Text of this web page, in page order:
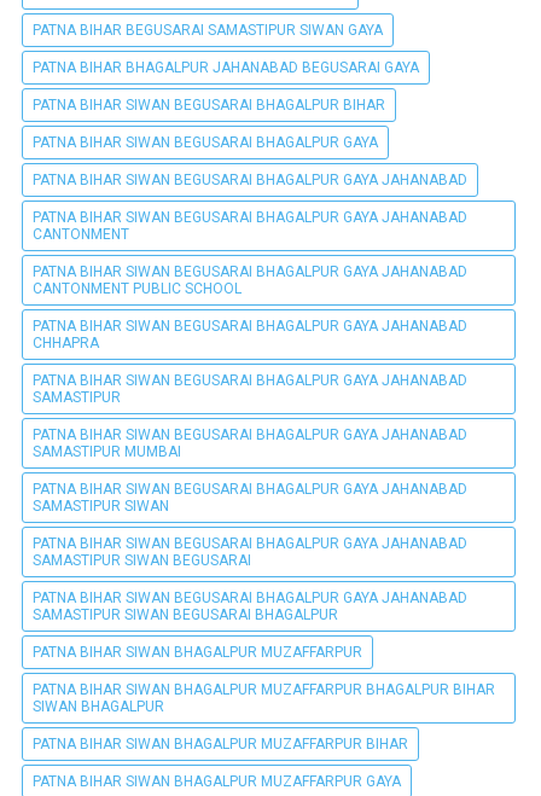
PATNA BIHAR BEGUSARAI SAMASTIPUR SIWAN GAYA
PATNA BIHAR BHAGALPUR JAHANABAD BEGUSARAI GAYA
PATNA BIHAR SIWAN BEGUSARAI BHAGALPUR BIHAR
PATNA BIHAR SIWAN BEGUSARAI BHAGALPUR GAYA
PATNA BIHAR SIWAN BEGUSARAI BHAGALPUR GAYA JAHANABAD
PATNA BIHAR SIWAN BEGUSARAI BHAGALPUR GAYA JAHANABAD
CANTONMENT
PATNA BIHAR SIWAN BEGUSARAI BHAGALPUR GAYA JAHANABAD
CANTONMENT PUBLIC SCHOOL
PATNA BIHAR SIWAN BEGUSARAI BHAGALPUR GAYA JAHANABAD
CHHAPRA
PATNA BIHAR SIWAN BEGUSARAI BHAGALPUR GAYA JAHANABAD
SAMASTIPUR
PATNA BIHAR SIWAN BEGUSARAI BHAGALPUR GAYA JAHANABAD
SAMASTIPUR MUMBAI
PATNA BIHAR SIWAN BEGUSARAI BHAGALPUR GAYA JAHANABAD
SAMASTIPUR SIWAN
PATNA BIHAR SIWAN BEGUSARAI BHAGALPUR GAYA JAHANABAD
SAMASTIPUR SIWAN BEGUSARAI
PATNA BIHAR SIWAN BEGUSARAI BHAGALPUR GAYA JAHANABAD
SAMASTIPUR SIWAN BEGUSARAI BHAGALPUR
PATNA BIHAR SIWAN BHAGALPUR MUZAFFARPUR
PATNA BIHAR SIWAN BHAGALPUR MUZAFFARPUR BHAGALPUR BIHAR
SIWAN BHAGALPUR
PATNA BIHAR SIWAN BHAGALPUR MUZAFFARPUR BIHAR
PATNA BIHAR SIWAN BHAGALPUR MUZAFFARPUR GAYA